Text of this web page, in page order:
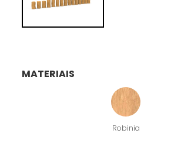
MATERIAIS
Robinia